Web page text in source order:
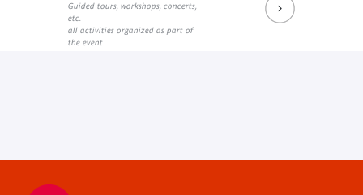
PDF document
Guided tours, workshops, concerts,
etc.
all activities organized as part of
the event